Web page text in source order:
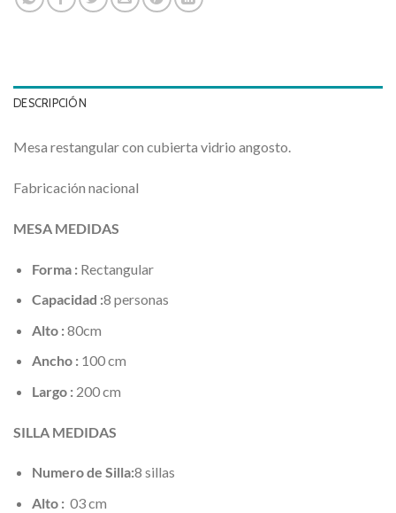
DESCRIPCIÓN
Mesa restangular con cubierta vidrio angosto.
Fabricación nacional
MESA MEDIDAS
Forma : Rectangular
Capacidad :8 personas
Alto :80cm
Ancho : 100 cm
Largo : 200 cm
SILLA MEDIDAS
Numero de Silla:8 sillas
Alto : 03 cm